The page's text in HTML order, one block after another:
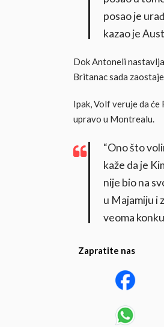
posao je
kazao je
Dok Antoneli
Britanac sada
Ipak, Volf veruje da
upravo u Montrealu.
“Ono što
kaže da je
nije bio na
u Majamiju i
veoma
Zapratite nas